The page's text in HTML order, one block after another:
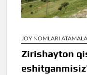
JOY NOMLARI
Zirishayton